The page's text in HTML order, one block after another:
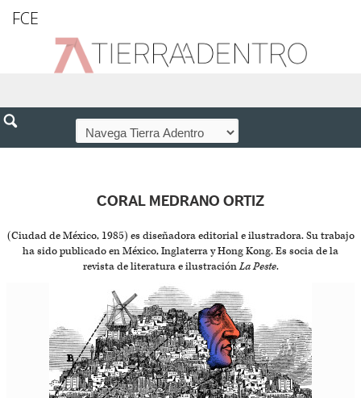
FCE
CORAL MEDRANO ORTIZ
(Ciudad de México, 1985) es diseñadora editorial e ilustradora. Su trabajo
ha sido publicado en México, Inglaterra y Hong Kong. Es socia de la
revista de literatura e ilustraciónLa Peste.